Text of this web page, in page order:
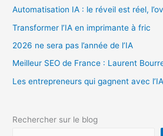
Automatisation IA : le réveil est réel,
Transformer l’IA en imprimante à fric
2026 ne sera pas l’année de l’IA
Meilleur SEO de France : Laurent
Les entrepreneurs qui gagnent avec
Rechercher sur le blog